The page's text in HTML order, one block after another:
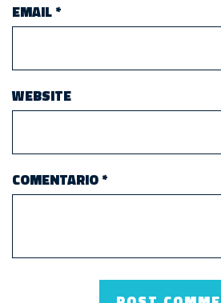
EMAIL*
WEBSITE
COMENTARIO*